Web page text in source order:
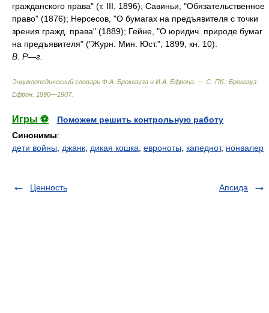
гражданского права" (т. III, 1896); Савиньи, "Обязательственное
право" (1876); Нерсесов, "О бумагах на предъявителя с точки
зрения гражд. права" (1889); Гейне, "О юридич. природе бумаг
на предъявителя" ("Журн. Мин. Юст.", 1899, кн. 10).
В. Р—г.
Энциклопедический словарь Ф.А. Брокгауза и И.А. Ефрона. — С.-Пб.: Брокгауз-
Ефрон 1890—1907.
Игры ⚽
Поможем решить контрольную работу
Синонимы:
дети войны
джанк дикая кошка евроноты капеднот, нонвалер
Ценность Апсида